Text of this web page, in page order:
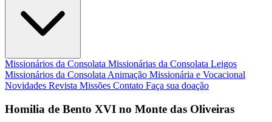
Missionários da Consolata Missionárias da Consolata Leigos
Missionários da Consolata Animação Missionária e Vocacional
Novidades Revista Missões Contato Faça sua doação
Homilia de Bento XVI no Monte das Oliveiras